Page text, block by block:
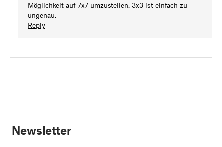
Möglichkeit auf 7x7 umzustellen. 3x3 ist einfach zu
ungenau.
Reply
Newsletter